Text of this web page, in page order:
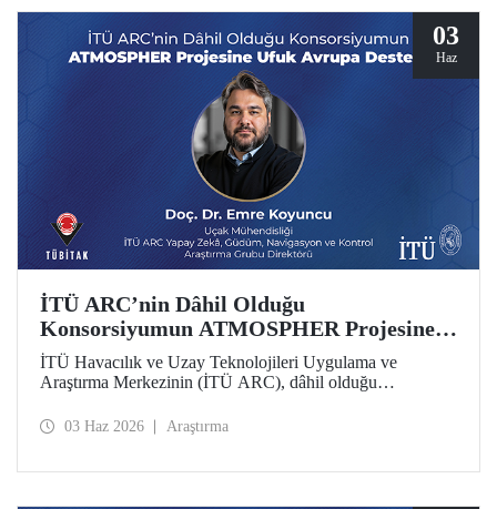
03
Haz
İTÜ ARC’nin Dâhil Olduğu
Konsorsiyumun ATMOSPHER Projesine
Ufuk Avrupa Desteği
İTÜ Havacılık ve Uzay Teknolojileri Uygulama ve
Araştırma Merkezinin (İTÜ ARC), dâhil olduğu
Avrupa desteği kazandı. Bu projeyle İTÜ ARC’nin hava
03 Haz 2026 Araştırma